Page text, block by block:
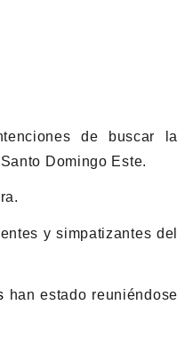
de buscar la
Domingo Este.
y simpatizantes del
han estado reuniéndose